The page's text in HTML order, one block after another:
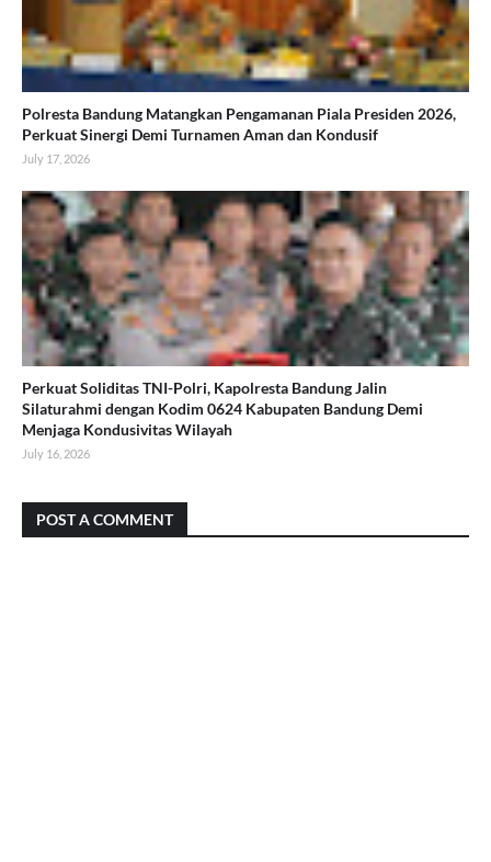
Polresta Bandung Matangkan Pengamanan Piala Presiden 2026,
Perkuat Sinergi Demi Turnamen Aman dan Kondusif
July 17, 2026
Perkuat Soliditas TNI-Polri, Kapolresta Bandung Jalin
Silaturahmi dengan Kodim 0624 Kabupaten Bandung Demi
Menjaga Kondusivitas Wilayah
July 16, 2026
POST A COMMENT